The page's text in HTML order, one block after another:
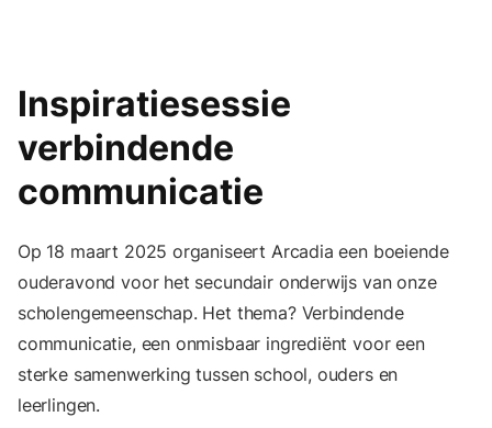
Inspiratiesessie
verbindende
communicatie
Op 18 maart 2025 organiseert Arcadia een boeiende
ouderavond voor het secundair onderwijs van onze
scholengemeenschap. Het thema? Verbindende
communicatie, een onmisbaar ingrediënt voor een
sterke samenwerking tussen school, ouders en
leerlingen.